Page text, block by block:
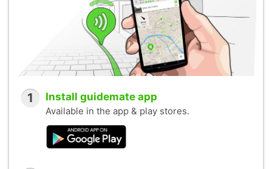
1 Install guidemate app
Available in the app & play stores.